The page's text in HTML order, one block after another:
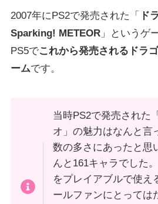
2007年にPS2で発売された「
ド
Sparking! METEOR」というゲ
PS5でこれから発売されるドラ
ームです。
当時PS2で発売された
オ」の魅力はなんと言
数の多さにあったと思
んと161キャラでした
をプレイアブルで使え
ールファンにとっては